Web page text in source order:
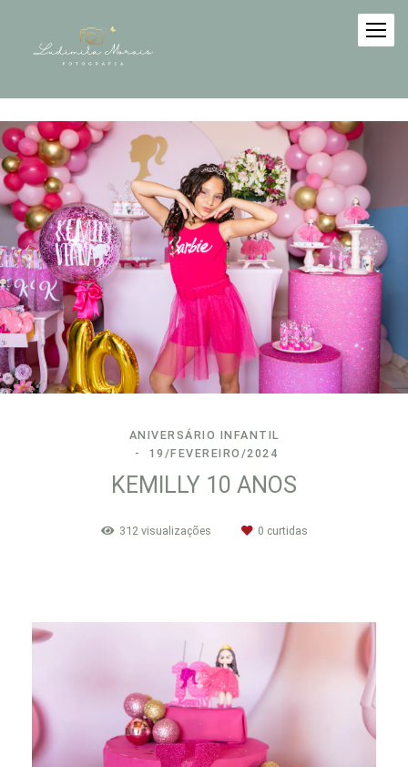
ANIVERSÁRIO INFANTIL
19/FEVEREIRO/2024
KEMILLY 10 ANOS
312 visualizações 0 curtidas